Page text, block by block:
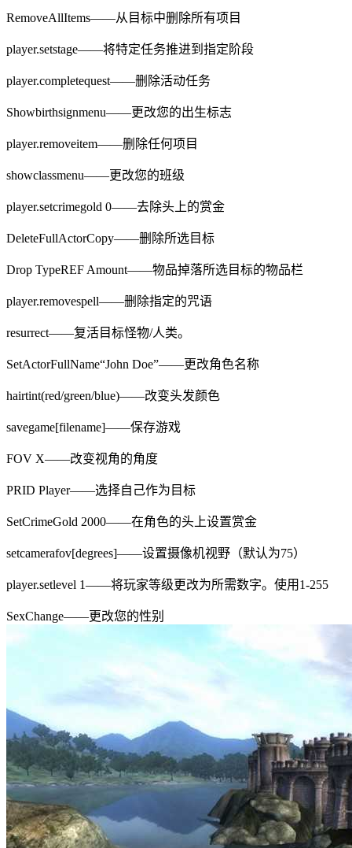
RemoveAllItems——从目标中删除所有项目
player.setstage——将特定任务推进到指定阶段
player.completequest——删除活动任务
Showbirthsignmenu——更改您的出生标志
player.removeitem——删除任何项目
showclassmenu——更改您的班级
player.setcrimegold 0——去除头上的赏金
DeleteFullActorCopy——删除所选目标
Drop TypeREF Amount——物品掉落所选目标的物品栏
player.removespell——删除指定的咒语
resurrect——复活目标怪物/人类。
SetActorFullName“John Doe”——更改角色名称
hairtint(red/green/blue)——改变头发颜色
savegame[filename]——保存游戏
FOV X——改变视角的角度
PRID Player——选择自己作为目标
SetCrimeGold 2000——在角色的头上设置赏金
setcamerafov[degrees]——设置摄像机视野（默认为75）
player.setlevel 1——将玩家等级更改为所需数字。使用1-255
SexChange——更改您的性别